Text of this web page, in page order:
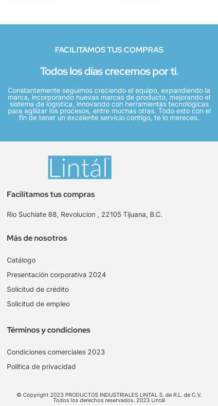
FACILITAMOS TUS COMPRAS
Todos los días crecemos por ti.
Constantemente seguimos creciendo el equipo, expandiendo la
marca, incorporando nuevas marcas de producto, mejorando el
sistema de logística, innovando con herramientas tecnológicas
para agilizar los procesos, entre muchas otras. Todo esto con el
fin de tener un excelente servicio contigo, te lo mereces.
Facilitamos tus compras
Rio Suchiate 88, Revolucion , 22105 Tijuana, B.C.
Más de nosotros
Catálogo
Presentación corporativa 2024
Solicitud de crédito
Solicitud de empleo
Términos y condiciones
Condiciones comerciales 2023
Política de privacidad
© Copyright 2023 PRODUCTOS INDUSTRIALES LINTAL S. de R.L. de C.V.
Todos los derechos reservados. 2023 Lintál